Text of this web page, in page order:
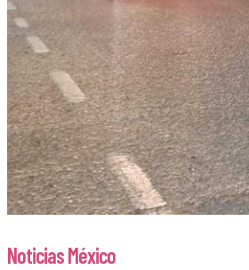
Noticias México